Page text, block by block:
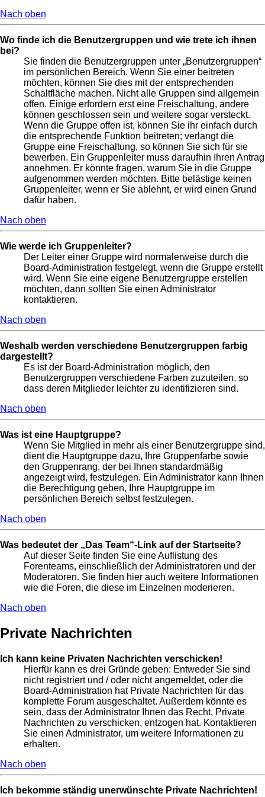
Nach oben
Wo finde ich die Benutzergruppen und wie trete ich ihnen
bei?
Sie finden die Benutzergruppen unter „Benutzergruppen“
im persönlichen Bereich. Wenn Sie einer beitreten
möchten, können Sie dies mit der entsprechenden
Schaltfläche machen. Nicht alle Gruppen sind allgemein
offen. Einige erfordern erst eine Freischaltung, andere
können geschlossen sein und weitere sogar versteckt.
Wenn die Gruppe offen ist, können Sie ihr einfach durch
die entsprechende Funktion beitreten; verlangt die
Gruppe eine Freischaltung, so können Sie sich für sie
bewerben. Ein Gruppenleiter muss daraufhin Ihren Antrag
annehmen. Er könnte fragen, warum Sie in die Gruppe
aufgenommen werden möchten. Bitte belästige keinen
Gruppenleiter, wenn er Sie ablehnt, er wird einen Grund
dafür haben.
Nach oben
Wie werde ich Gruppenleiter?
Der Leiter einer Gruppe wird normalerweise durch die
Board-Administration festgelegt, wenn die Gruppe erstellt
wird. Wenn Sie eine eigene Benutzergruppe erstellen
möchten, dann sollten Sie einen Administrator
kontaktieren.
Nach oben
Weshalb werden verschiedene Benutzergruppen farbig
dargestellt?
Es ist der Board-Administration möglich, den
Benutzergruppen verschiedene Farben zuzuteilen, so
dass deren Mitglieder leichter zu identifizieren sind.
Nach oben
Was ist eine Hauptgruppe?
Wenn Sie Mitglied in mehr als einer Benutzergruppe sind,
dient die Hauptgruppe dazu, Ihre Gruppenfarbe sowie
den Gruppenrang, der bei Ihnen standardmäßig
angezeigt wird, festzulegen. Ein Administrator kann Ihnen
die Berechtigung geben, Ihre Hauptgruppe im
persönlichen Bereich selbst festzulegen.
Nach oben
Was bedeutet der „Das Team“-Link auf der Startseite?
Auf dieser Seite finden Sie eine Auflistung des
Forenteams, einschließlich der Administratoren und der
Moderatoren. Sie finden hier auch weitere Informationen
wie die Foren, die diese im Einzelnen moderieren.
Nach oben
Private Nachrichten
Ich kann keine Privaten Nachrichten verschicken!
Hierfür kann es drei Gründe geben: Entweder Sie sind
nicht registriert und / oder nicht angemeldet, oder die
Board-Administration hat Private Nachrichten für das
komplette Forum ausgeschaltet. Außerdem könnte es
sein, dass der Administrator Ihnen das Recht, Private
Nachrichten zu verschicken, entzogen hat. Kontaktieren
Sie einen Administrator, um weitere Informationen zu
erhalten.
Nach oben
Ich bekomme ständig unerwünschte Private Nachrichten!